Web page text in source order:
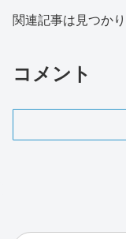
関連記事は見つか
コメント